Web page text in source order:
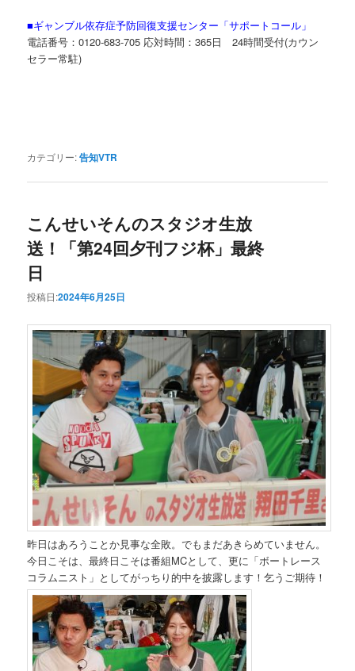
■ギャンブル依存症予防回復支援センター「サポートコール」
電話番号：0120-683-705 応対時間：365日24時間受付(カウン
セラー常駐)
カテゴリー:告知VTR
こんせいそんのスタジオ生放
送！「第24回夕刊フジ杯」最終
日
投稿日:2024年6月25日
昨日はあろうことか見事な全敗。でもまだあきらめていません。
今日こそは、最終日こそは番組MCとして、更に「ボートレース
コラムニスト」としてがっちり的中を披露します！乞うご期待！